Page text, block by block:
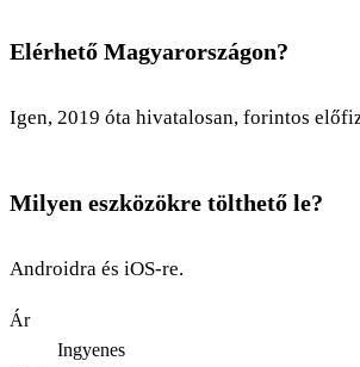
Elérhető Magyarországon?
Igen, 2019 óta hivatalosan, forintos
Milyen eszközökre tölthető le?
Androidra és iOS-re.
Ár
Ingyenes